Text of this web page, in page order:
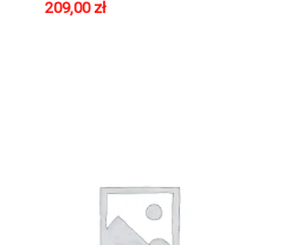
209,00 zł